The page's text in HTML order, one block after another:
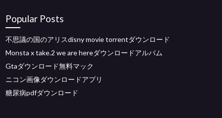
Popular Posts
不思議の国のアリスdisny movie torrentダウンロード
Monsta x take.2 we are hereダウンロードアルバム
Gtaダウンロード無料マック
ニコン画像ダウンロードアプリ
糖尿病pdfダウンロード